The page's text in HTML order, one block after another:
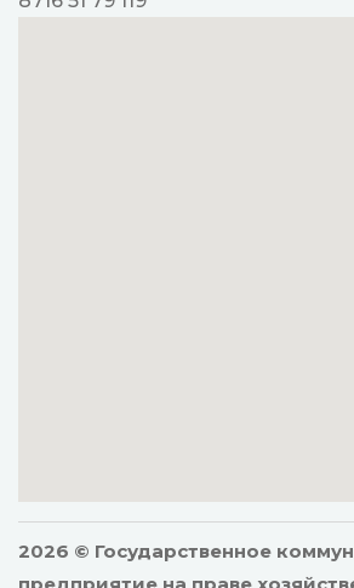
2026 © Государственное